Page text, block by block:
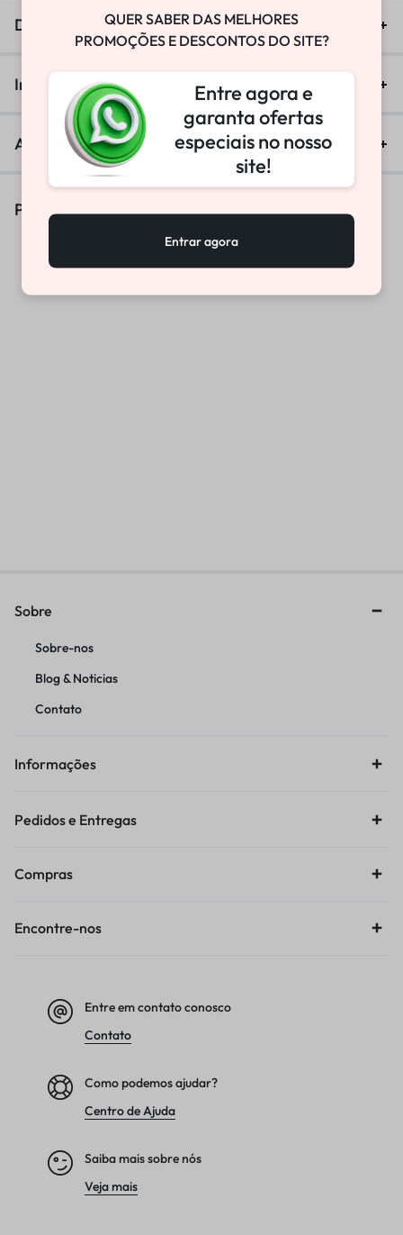
Descrição
Informação adicional
Avaliações (0)
Produtos Similares
Sobre
Sobre-nos
Blog & Noticias
Contato
Informações
Pedidos e Entregas
Compras
Encontre-nos
Entre em contato conosco
Contato
Como podemos ajudar?
Centro de Ajuda
Saiba mais sobre nós
Veja mais
QUER SABER DAS MELHORES
PROMOÇÕES E DESCONTOS DO SITE?
Entre agora e
garanta ofertas
especiais no nosso
site!
Entrar agora